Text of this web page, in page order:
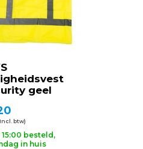
geel
btw)
besteld,
in huis